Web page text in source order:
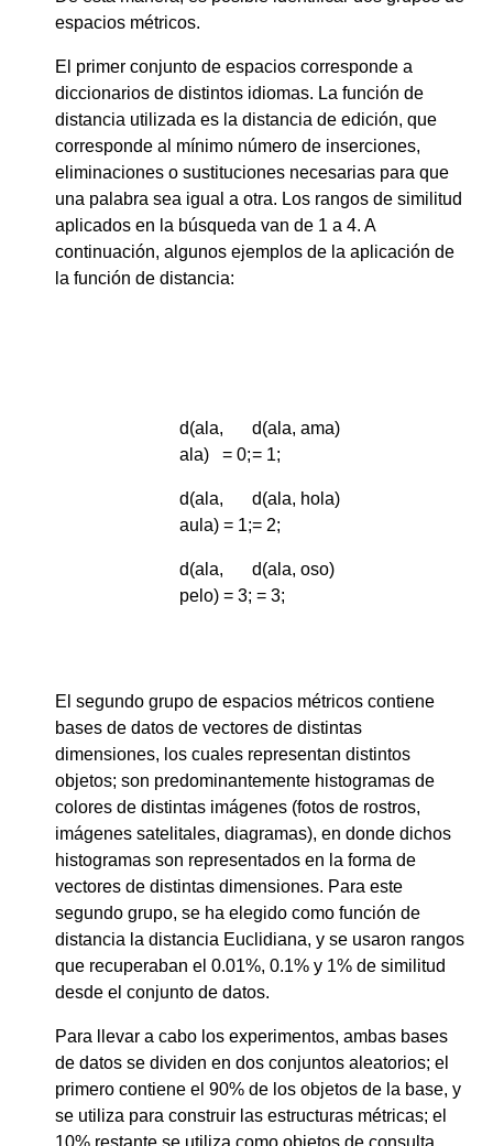
espacios métricos.
El primer conjunto de espacios corresponde a
diccionarios de distintos idiomas. La función de
distancia utilizada es la distancia de edición, que
corresponde al mínimo número de inserciones,
eliminaciones o sustituciones necesarias para que
una palabra sea igual a otra. Los rangos de similitud
aplicados en la búsqueda van de 1 a 4. A
continuación, algunos ejemplos de la aplicación de
la función de distancia:
d(ala,
ala) = 0;
d(ala,
aula) = 1;
d(ala,
pelo) = 3;
d(ala, ama)
= 1;
d(ala, hola)
= 2;
d(ala, oso)
= 3;
El segundo grupo de espacios métricos contiene
bases de datos de vectores de distintas
dimensiones, los cuales representan distintos
objetos; son predominantemente histogramas de
colores de distintas imágenes (fotos de rostros,
imágenes satelitales, diagramas), en donde dichos
histogramas son representados en la forma de
vectores de distintas dimensiones. Para este
segundo grupo, se ha elegido como función de
distancia la distancia Euclidiana, y se usaron rangos
que recuperaban el 0.01%, 0.1% y 1% de similitud
desde el conjunto de datos.
Para llevar a cabo los experimentos, ambas bases
de datos se dividen en dos conjuntos aleatorios; el
primero contiene el 90% de los objetos de la base, y
se utiliza para construir las estructuras métricas; el